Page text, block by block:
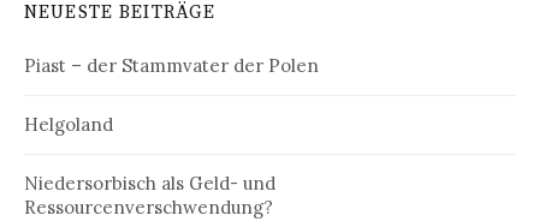
NEUESTE BEITRÄGE
Piast – der Stammvater der Polen
Helgoland
Niedersorbisch als Geld- und
Ressourcenverschwendung?